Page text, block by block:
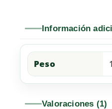
Información
Peso
Valoraciones (1)